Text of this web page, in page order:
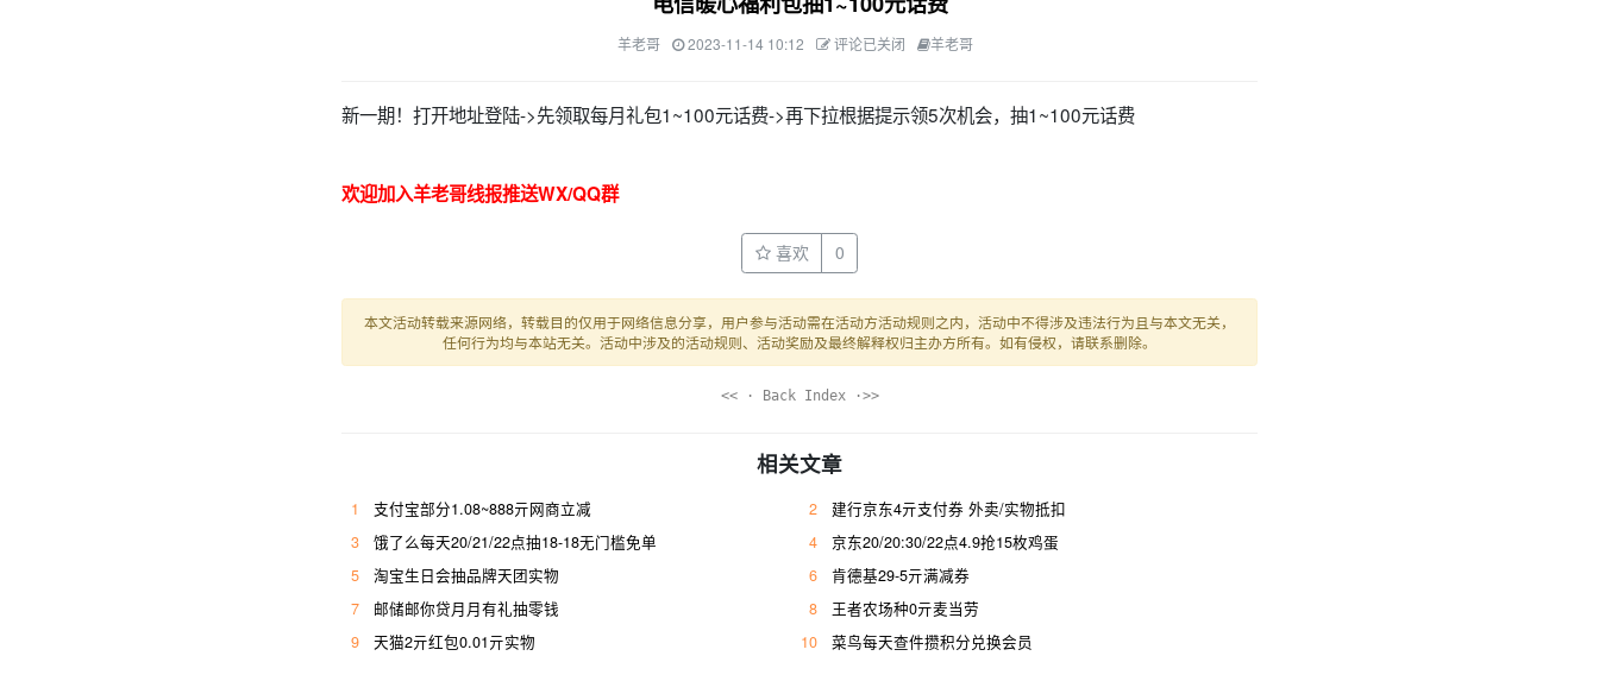
羊老哥 2023-11-14 10:12 评论已关闭 羊老哥
新一期！打开地址登陆->先领取每月礼包1~100元话费->再下拉根据提示领5次机会，抽1~100元话费
欢迎加入羊老哥线报推送WX/QQ群
喜欢 0
本文活动转载来源网络，转载目的仅用于网络信息分享，用户参与活动需在活动方活动规则之内，活动中不得涉及违法行为且与本文无关，
任何行为均与本站无关。活动中涉及的活动规则、活动奖励及最终解释权归主办方所有。如有侵权，请联系删除。
<< · Back Index ·>>
相关文章
1 支付宝部分1.08~888亓网商立减 2
建行京东4亓支付券 外卖/实物抵扣
3
饿了么每天20/21/22点抽18-18无门槛免单 4
京东20/20:30/22点4.9抢15枚鸡蛋
5
淘宝生日会抽品牌天团实物 6
肯德基29-5亓满减券
7
邮储邮你贷月月有礼抽零钱 8
王者农场种0亓麦当劳
9
天猫2亓红包0.01亓实物 10 菜鸟每天查件攒积分兑换会员